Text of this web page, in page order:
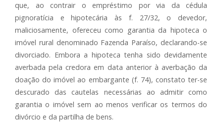
que, ao contrair o empréstimo por via da cédula
pignoratícia e hipotecária às f. 27/32, o devedor,
maliciosamente, ofereceu como garantia da hipoteca o
imóvel rural denominado Fazenda Paraíso, declarando-se
divorciado. Embora a hipoteca tenha sido devidamente
averbada pela credora em data anterior à averbação da
doação do imóvel ao embargante (f. 74), constato ter-se
descurado das cautelas necessárias ao admitir como
garantia o imóvel sem ao menos verificar os termos do
divórcio e da partilha de bens.